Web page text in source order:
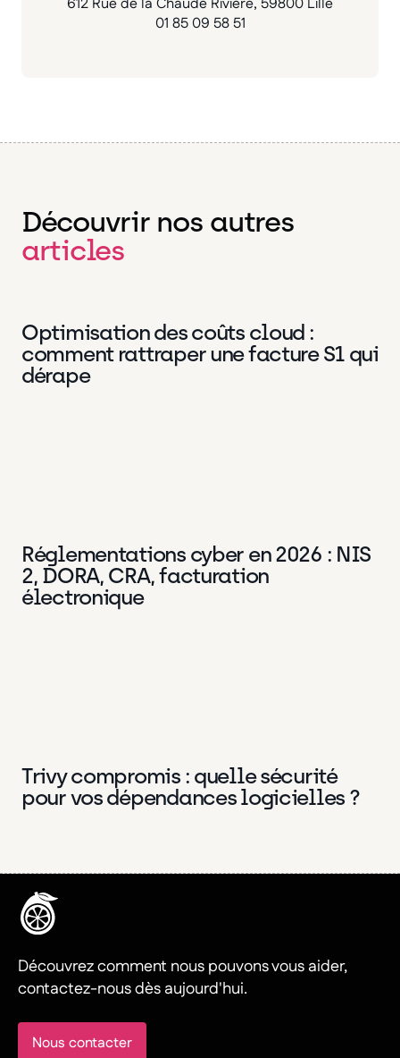
01 85 09 58 51
Découvrir nos autres
articles
DevOps 2 Juil 2026
Optimisation des coûts cloud :
comment rattraper une facture S1 qui
dérape
Data 18 Juin 2026
Réglementations cyber en 2026 : NIS
2, DORA, CRA, facturation
électronique
DevOps 3 Avr 2026
Trivy compromis : quelle sécurité
pour vos dépendances logicielles ?
Découvrez comment nous pouvons vous aider,
contactez-nous dès aujourd'hui.
Nous contacter